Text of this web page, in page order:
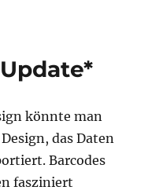
könnte man
das Daten
Barcodes
fasziniert